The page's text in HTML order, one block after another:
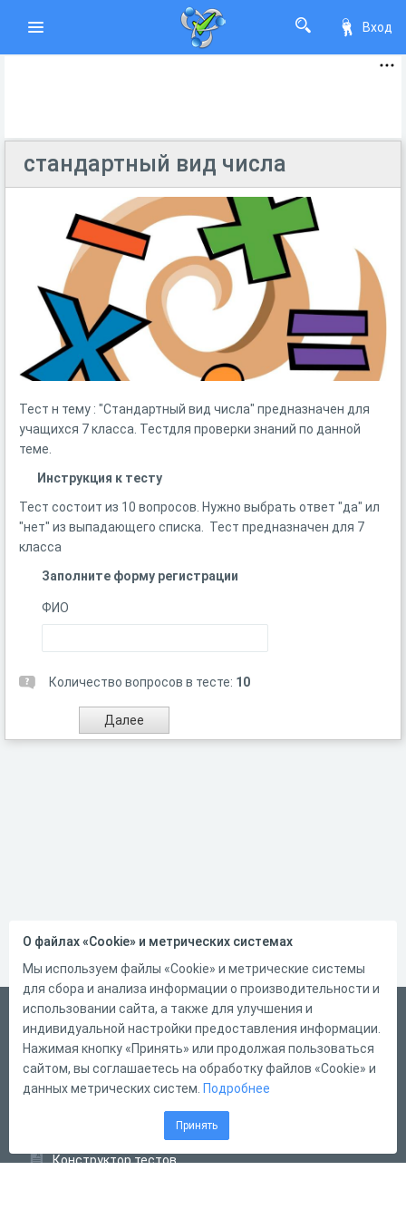
Вход
стандартный вид числа
Тест н тему : "Стандартный вид числа" предназначен для
учащихся 7 класса. Тестдля проверки знаний по данной
теме.
Инструкция к тесту
Тест состоит из 10 вопросов. Нужно выбрать ответ "да" ил
"нет" из выпадающего списка. Тест предназначен для 7
класса
Заполните форму регистрации
ФИО
Количество вопросов в тесте: 10
Русский
Справка
Форма обратной связи
Конструктор тестов
О файлах «Cookie» и метрических системах
Мы используем файлы «Cookie» и метрические системы
для сбора и анализа информации о производительности и
использовании сайта, а также для улучшения и
индивидуальной настройки предоставления информации.
Нажимая кнопку «Принять» или продолжая пользоваться
сайтом, вы соглашаетесь на обработку файлов «Cookie» и
данных метрических систем. Подробнее
Принять